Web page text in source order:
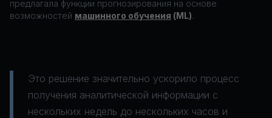
предлагала функции прогнозирования на основе
возможностей машинного обучения (ML).
Это решение значительно ускорило процесс
получения аналитической информации с
нескольких недель до нескольких часов и